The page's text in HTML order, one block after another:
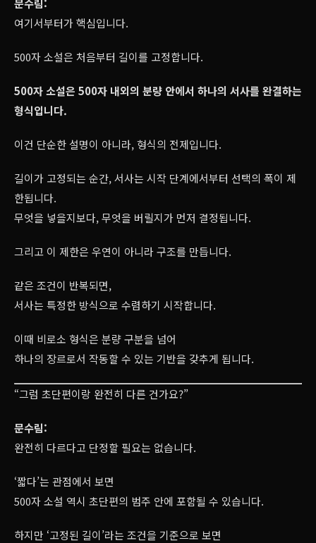
문수림:
여기서부터가 핵심입니다.
500자 소설은 처음부터 길이를 고정합니다.
500자 소설은 500자 내외의 분량 안에서 하나의 서사를 완결하는
형식입니다.
이건 단순한 설명이 아니라, 형식의 전제입니다.
길이가 고정되는 순간, 서사는 시작 단계에서부터 선택의 폭이 제
한됩니다.
무엇을 넣을지보다, 무엇을 버릴지가 먼저 결정됩니다.
그리고 이 제한은 우연이 아니라 구조를 만듭니다.
같은 조건이 반복되면,
서사는 특정한 방식으로 수렴하기 시작합니다.
이때 비로소 형식은 분량 구분을 넘어
하나의 장르로서 작동할 수 있는 기반을 갖추게 됩니다.
“그럼 초단편이랑 완전히 다른 건가요?”
문수림:
완전히 다르다고 단정할 필요는 없습니다.
‘짧다’는 관점에서 보면
500자 소설 역시 초단편의 범주 안에 포함될 수 있습니다.
하지만 ‘고정된 길이’라는 조건을 기준으로 보면